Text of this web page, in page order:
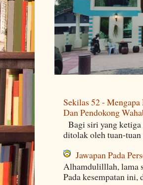
Sekilas 52 -
Dan Pendokong
Bagi siri yang
ditolak oleh tuan-tuan
Jawapan Pada
Alhamdulilllah, lama
Pada kesempatan ini,